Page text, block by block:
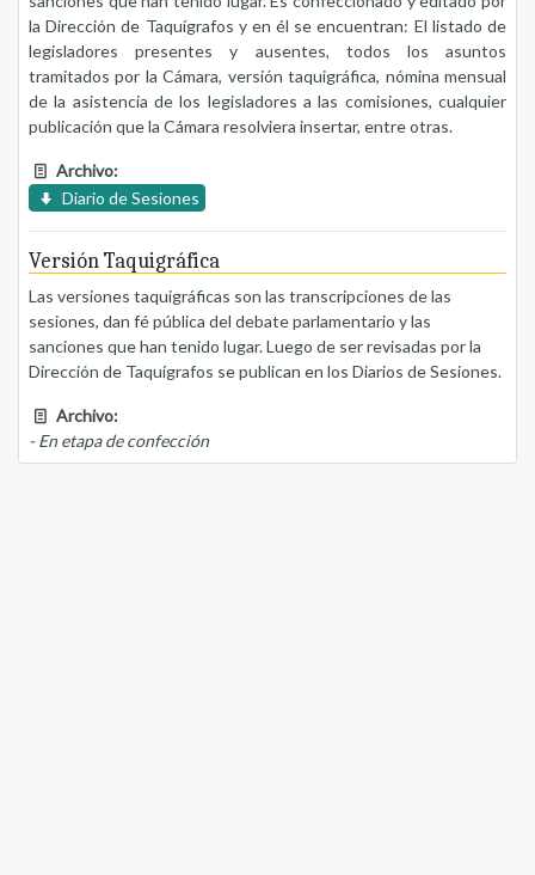
la Dirección de Taquígrafos y en él se encuentran: El listado de
legisladores presentes y ausentes, todos los asuntos
tramitados por la Cámara, versión taquigráfica, nómina mensual
de la asistencia de los legisladores a las comisiones, cualquier
publicación que la Cámara resolviera insertar, entre otras.
Archivo:
Diario de Sesiones
Versión Taquigráfica
Las versiones taquigráficas son las transcripciones de las
sesiones, dan fé pública del debate parlamentario y las
sanciones que han tenido lugar. Luego de ser revisadas por la
Dirección de Taquígrafos se publican en los Diarios de Sesiones.
Archivo:
- En etapa de confección